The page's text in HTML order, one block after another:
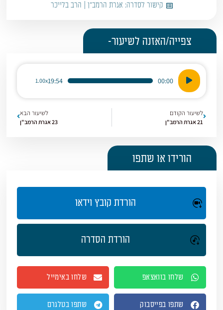
קישור לסדרה: אגרת הרמב"ן | הרב בלייכר
צפייה/האזנה לשיעור-
נגן
אודיו
00:00
19:54
1.00x
לשיעור הקודם
21 אגרת הרמב"ן
לשיעור הבא
23 אגרת הרמב"ן
הורידו או שתפו
הורדת קובץ וידאו
הורדת הסדרה
שלחו בוואצאפ שלחו באימייל
שתפו בפייסבוק שתפו בטלגרם